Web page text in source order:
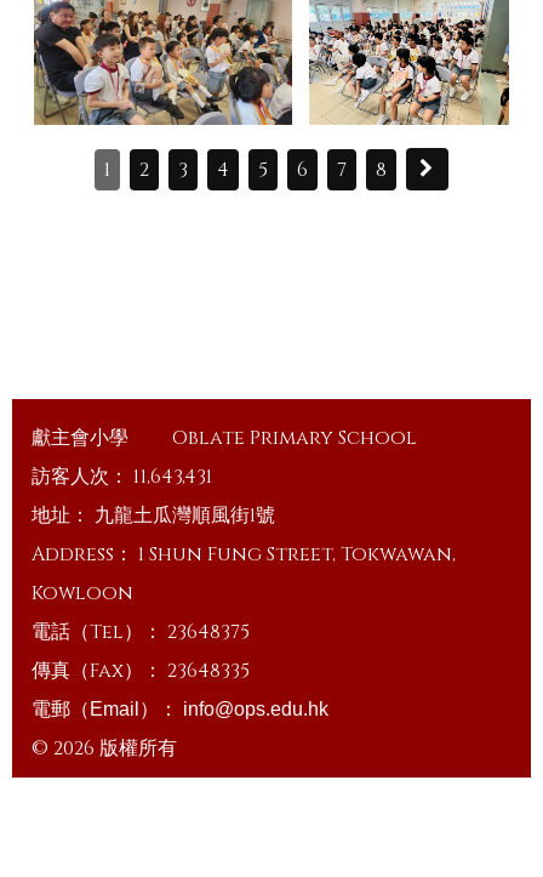
1 2 3 4 5 6 7 8
獻主會小學
Oblate Primary School
訪客人次： 11,643,431
地址： 九龍土瓜灣順風街1號
Address： 1 Shun Fung Street, Tokwawan,
Kowloon
電話（Tel）： 23648375
傳真（Fax）： 23648335
電郵（Email）： info@ops.edu.hk
© 2026 版權所有